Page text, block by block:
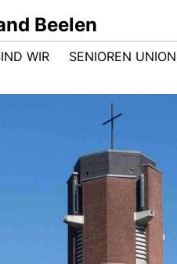
Beelen
WIR SENIOREN UNION